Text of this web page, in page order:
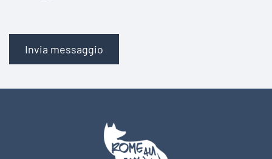
Invia messaggio